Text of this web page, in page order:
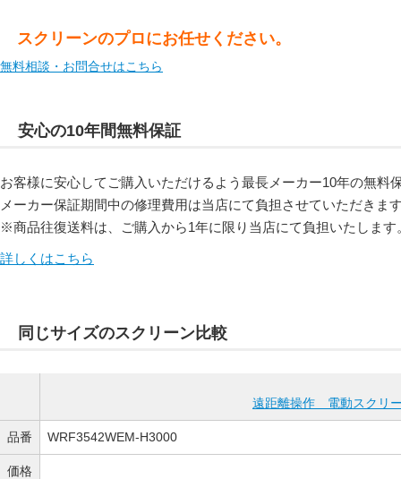
スクリーンのプロにお任せください。
無料相談・お問合せはこちら
安心の10年間無料保証
お客様に安心してご購入いただけるよう最長メーカー10年の無料
メーカー保証期間中の修理費用は当店にて負担させていただきま
※商品往復送料は、ご購入から1年に限り当店にて負担いたします
詳しくはこちら
同じサイズのスクリーン比較
遠距離操作 電動スクリ
品番 WRF3542WEM-H3000
価格